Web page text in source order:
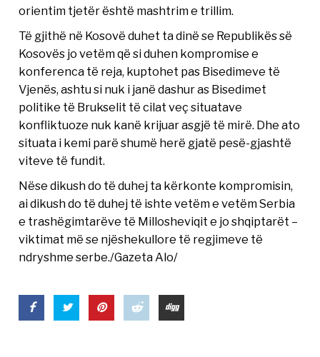
orientim tjetër është mashtrim e trillim.
Të gjithë në Kosovë duhet ta dinë se Republikës së
Kosovës jo vetëm që si duhen kompromise e
konferenca të reja, kuptohet pas Bisedimeve të
Vjenës, ashtu si nuk i janë dashur as Bisedimet
politike të Brukselit të cilat veç situatave
konfliktuoze nuk kanë krijuar asgjë të mirë. Dhe ato
situata i kemi parë shumë herë gjatë pesë-gjashtë
viteve të fundit.
Nëse dikush do të duhej ta kërkonte kompromisin,
ai dikush do të duhej të ishte vetëm e vetëm Serbia
e trashëgimtarëve të Millosheviqit e jo shqiptarët –
viktimat më se njëshekullore të regjimeve të
ndryshme serbe./Gazeta Alo/